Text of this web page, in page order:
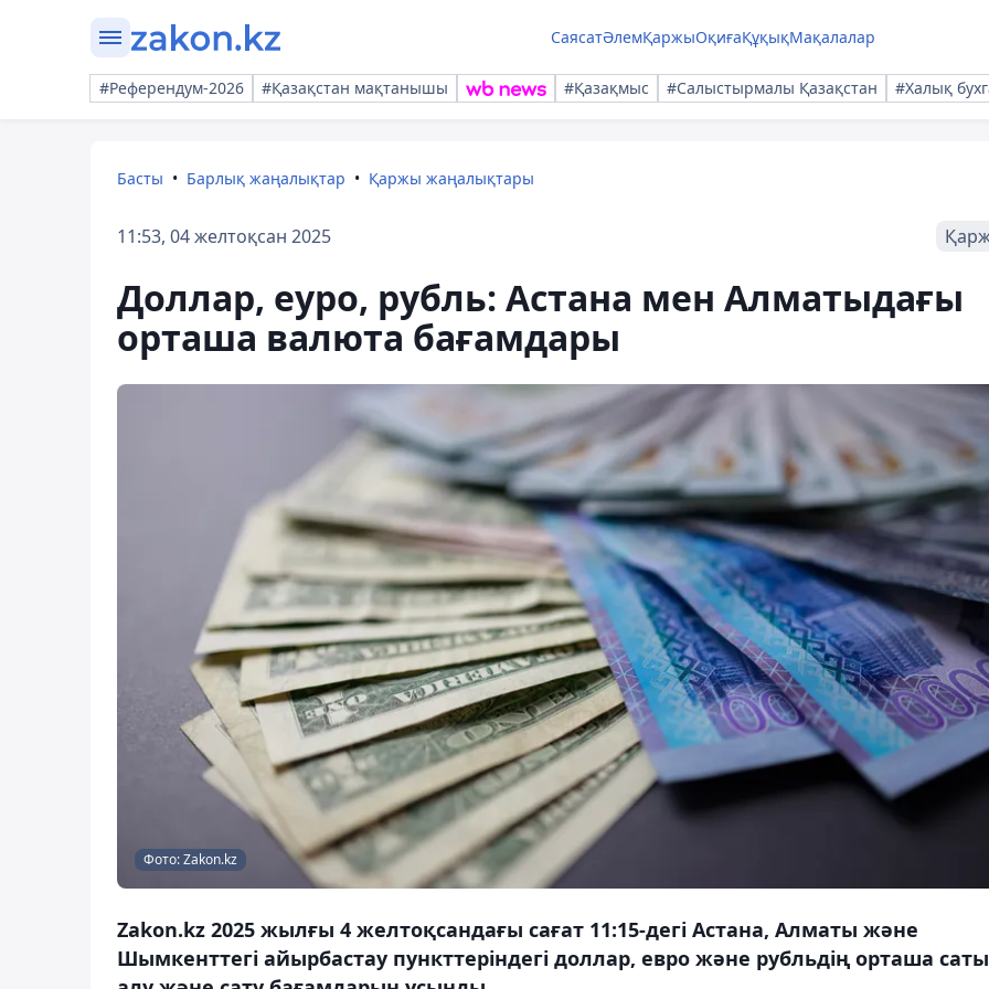
СаясатӘлемҚаржыОқиғаҚұқықМақалалар
#Референдум-2026 #Қазақстан мақтанышы #Қазақмыс #Салыстырмалы Қазақстан #Халық
Басты Барлық жаңалықтар Қаржы жаңалықтары
11:53, 04 желтоқсан 2025
Доллар, еуро, рубль: Астана мен Алматыдағы
орташа валюта бағамдары
Фото: Zakon.kz
Zakon.kz 2025 жылғы 4 желтоқсандағы сағат 11:15-дегі Астана, Алматы және
Шымкенттегі айырбастау пункттеріндегі доллар, евро және рубльдің орташа